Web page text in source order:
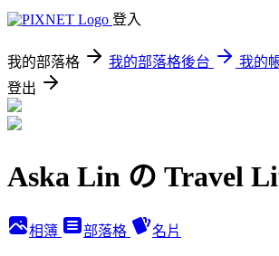
登入
我的部落格 我的部落格後台
我的
登出
Aska Lin の Travel
相簿 部落格 名片